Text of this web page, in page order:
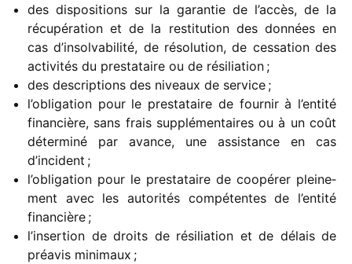
des dispo­si­tions sur la garan­tie de l’accès, de la
récu­pé­ra­tion et de la resti­tu­tion des données en
cas d’insolvabilité, de réso­lu­tion, de cessa­tion des
acti­vi­tés du pres­ta­taire ou de rési­lia­tion ;
des descrip­tions des niveaux de service ;
l’obligation pour le pres­ta­taire de four­nir à l’entité
finan­cière, sans frais supplé­men­taires ou à un coût
déter­miné par avance, une assis­tance en cas
d’incident ;
l’obligation pour le pres­ta­taire de coopé­rer plei­ne­
ment avec les auto­ri­tés compé­tentes de l’entité
finan­cière ;
l’insertion de droits de rési­lia­tion et de délais de
préavis mini­maux ;